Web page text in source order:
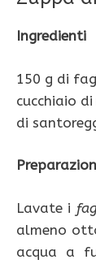
Ingredienti
150 g di
cucchiaio
di
Lavate i
almeno
acqua a